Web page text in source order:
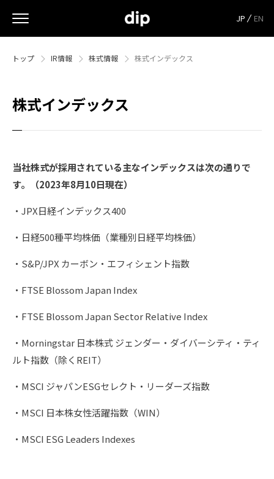
JP EN
トップ IR情報 株式情報 株式インデックス
株式インデックス
当社株式が採用されている主なインデックスは次の通りで
す。（2023年8月10日現在）
・JPX日経インデックス400
・日経500種平均株価（業種別日経平均株価）
・S&P/JPX カーボン・エフィシェント指数
・FTSE Blossom Japan Index
・FTSE Blossom Japan Sector Relative Index
・Morningstar 日本株式 ジェンダー・ダイバーシティ・ティ
ルト指数（除くREIT）
・MSCI ジャパンESGセレクト・リーダーズ指数
・MSCI 日本株女性活躍指数（WIN）
・MSCI ESG Leaders Indexes